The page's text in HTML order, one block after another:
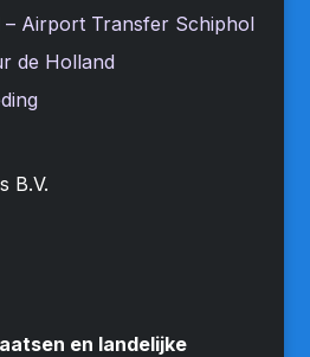
– Airport Transfer Schiphol
de Holland
B.V.
en landelijke